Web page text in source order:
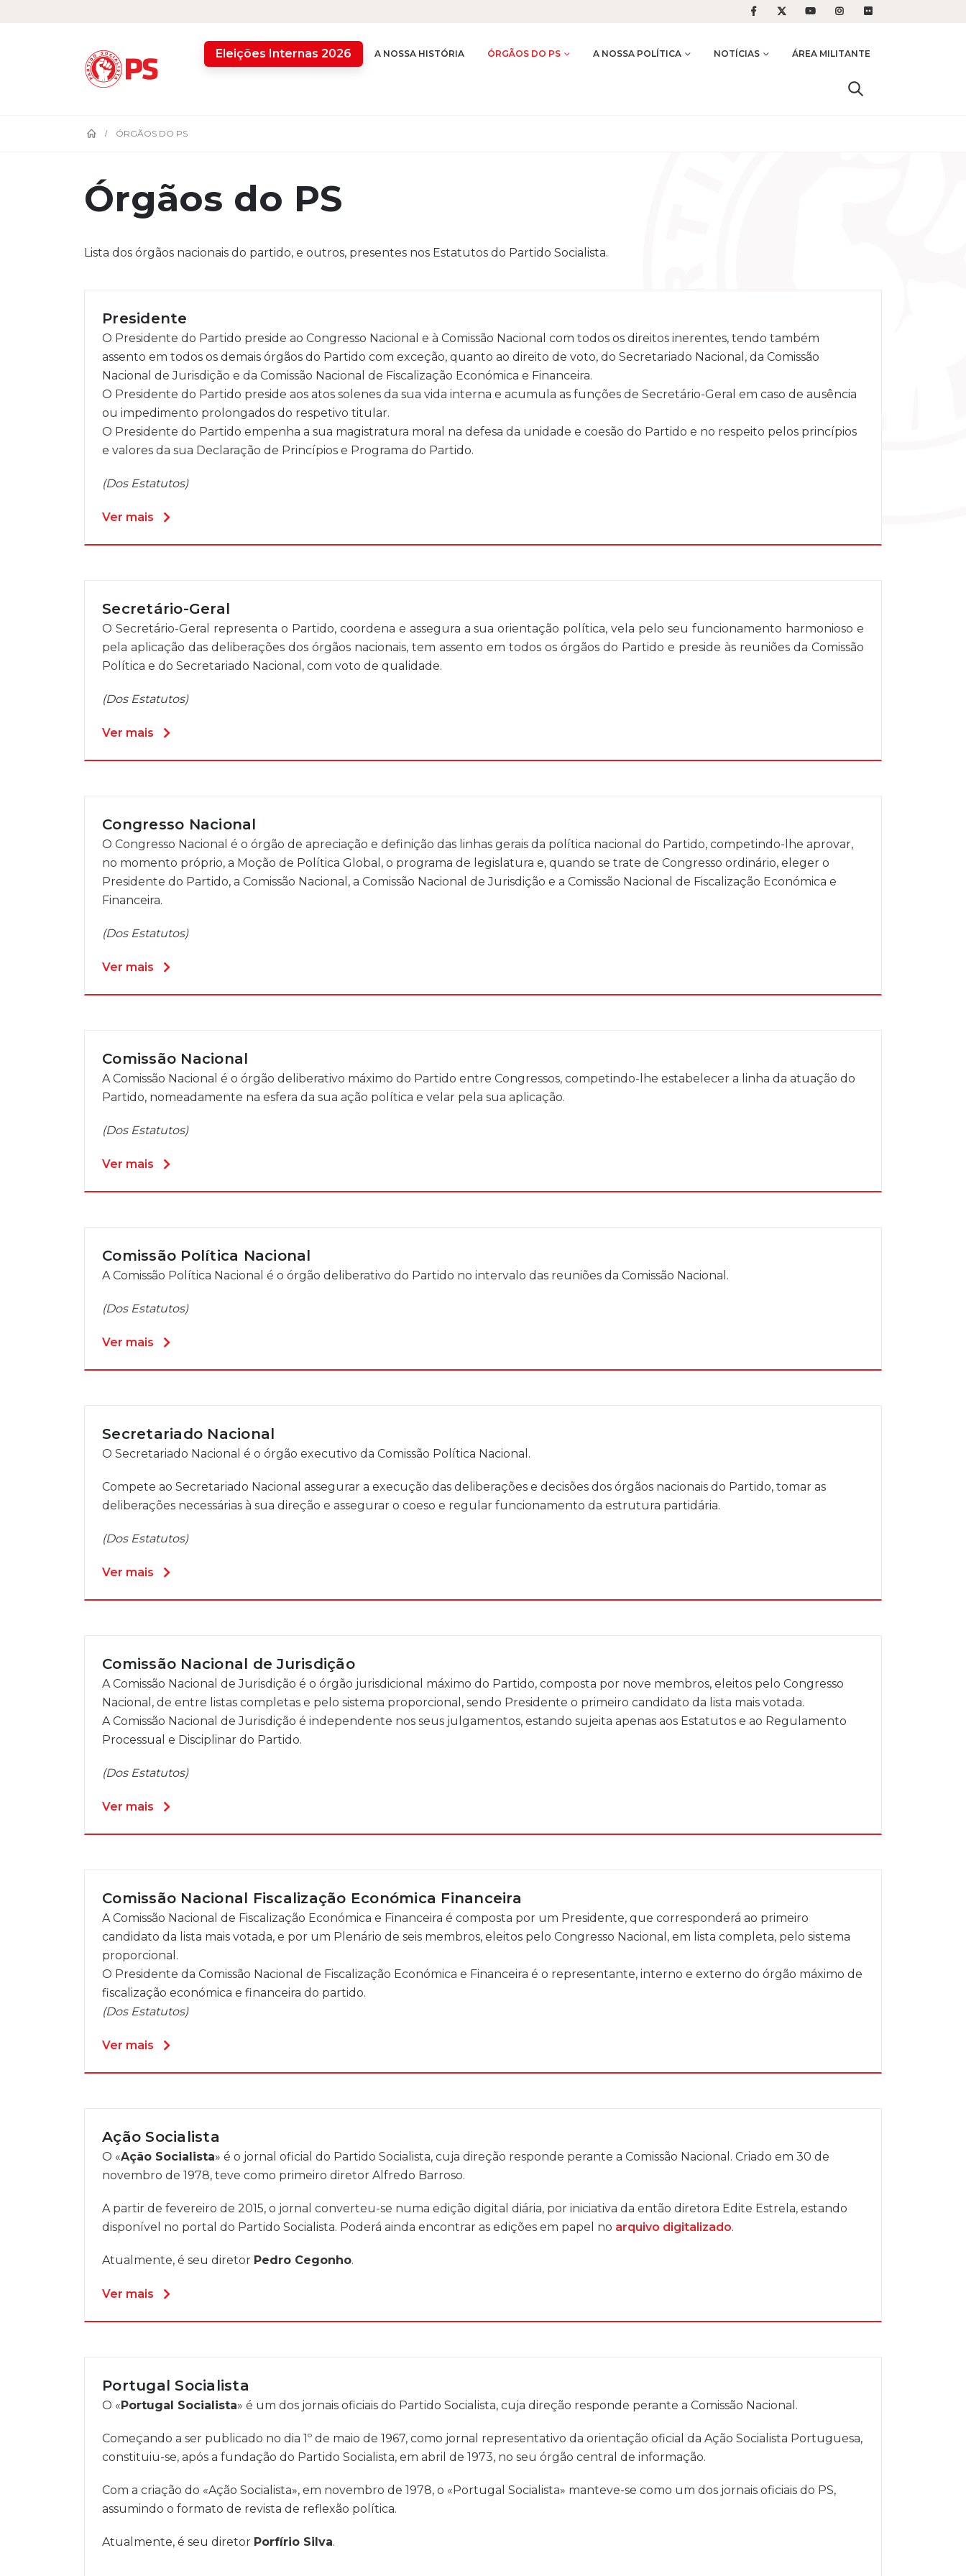
Eleições Internas 2026 A NOSSA HISTÓRIA ÓRGÃOS DO PS A NOSSA POLÍTICA NOTÍCIAS ÁREA MILITANTE
ÓRGÃOS DO PS
Órgãos do PS
Lista dos órgãos nacionais do partido, e outros, presentes nos Estatutos do Partido Socialista.
Presidente
O Presidente do Partido preside ao Congresso Nacional e à Comissão Nacional com todos os direitos inerentes, tendo também
assento em todos os demais órgãos do Partido com exceção, quanto ao direito de voto, do Secretariado Nacional, da Comissão
Nacional de Jurisdição e da Comissão Nacional de Fiscalização Económica e Financeira.
O Presidente do Partido preside aos atos solenes da sua vida interna e acumula as funções de Secretário-Geral em caso de ausência
ou impedimento prolongados do respetivo titular.
O Presidente do Partido empenha a sua magistratura moral na defesa da unidade e coesão do Partido e no respeito pelos princípios
e valores da sua Declaração de Princípios e Programa do Partido.
(Dos Estatutos)
Ver mais
Secretário-Geral
O Secretário-Geral representa o Partido, coordena e assegura a sua orientação política, vela pelo seu funcionamento harmonioso e
pela aplicação das deliberações dos órgãos nacionais, tem assento em todos os órgãos do Partido e preside às reuniões da Comissão
Política e do Secretariado Nacional, com voto de qualidade.
(Dos Estatutos)
Ver mais
Congresso Nacional
O Congresso Nacional é o órgão de apreciação e definição das linhas gerais da política nacional do Partido, competindo-lhe aprovar,
no momento próprio, a Moção de Política Global, o programa de legislatura e, quando se trate de Congresso ordinário, eleger o
Presidente do Partido, a Comissão Nacional, a Comissão Nacional de Jurisdição e a Comissão Nacional de Fiscalização Económica e
Financeira.
(Dos Estatutos)
Ver mais
Comissão Nacional
A Comissão Nacional é o órgão deliberativo máximo do Partido entre Congressos, competindo-lhe estabelecer a linha da atuação do
Partido, nomeadamente na esfera da sua ação política e velar pela sua aplicação.
(Dos Estatutos)
Ver mais
Comissão Política Nacional
A Comissão Política Nacional é o órgão deliberativo do Partido no intervalo das reuniões da Comissão Nacional.
(Dos Estatutos)
Ver mais
Secretariado Nacional
O Secretariado Nacional é o órgão executivo da Comissão Política Nacional.
Compete ao Secretariado Nacional assegurar a execução das deliberações e decisões dos órgãos nacionais do Partido, tomar as
deliberações necessárias à sua direção e assegurar o coeso e regular funcionamento da estrutura partidária.
(Dos Estatutos)
Ver mais
Comissão Nacional de Jurisdição
A Comissão Nacional de Jurisdição é o órgão jurisdicional máximo do Partido, composta por nove membros, eleitos pelo Congresso
Nacional, de entre listas completas e pelo sistema proporcional, sendo Presidente o primeiro candidato da lista mais votada.
A Comissão Nacional de Jurisdição é independente nos seus julgamentos, estando sujeita apenas aos Estatutos e ao Regulamento
Processual e Disciplinar do Partido.
(Dos Estatutos)
Ver mais
Comissão Nacional Fiscalização Económica Financeira
A Comissão Nacional de Fiscalização Económica e Financeira é composta por um Presidente, que corresponderá ao primeiro
candidato da lista mais votada, e por um Plenário de seis membros, eleitos pelo Congresso Nacional, em lista completa, pelo sistema
proporcional.
O Presidente da Comissão Nacional de Fiscalização Económica e Financeira é o representante, interno e externo do órgão máximo de
fiscalização económica e financeira do partido.
(Dos Estatutos)
Ver mais
Ação Socialista
O «Ação Socialista» é o jornal oficial do Partido Socialista, cuja direção responde perante a Comissão Nacional. Criado em 30 de
novembro de 1978, teve como primeiro diretor Alfredo Barroso.
A partir de fevereiro de 2015, o jornal converteu-se numa edição digital diária, por iniciativa da então diretora Edite Estrela, estando
disponível no portal do Partido Socialista. Poderá ainda encontrar as edições em papel no arquivo digitalizado.
Atualmente, é seu diretor Pedro Cegonho.
Ver mais
Portugal Socialista
O «Portugal Socialista» é um dos jornais oficiais do Partido Socialista, cuja direção responde perante a Comissão Nacional.
Começando a ser publicado no dia 1º de maio de 1967, como jornal representativo da orientação oficial da Ação Socialista Portuguesa,
constituiu-se, após a fundação do Partido Socialista, em abril de 1973, no seu órgão central de informação.
Com a criação do «Ação Socialista», em novembro de 1978, o «Portugal Socialista» manteve-se como um dos jornais oficiais do PS,
assumindo o formato de revista de reflexão política.
Atualmente, é seu diretor Porfírio Silva.